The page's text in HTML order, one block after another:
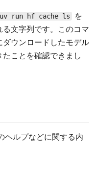
uv run hf cache ls
を
文字列です。このコマ
ウンロードしたモデル
ことを確認できまし
ヘルプなどに関する内